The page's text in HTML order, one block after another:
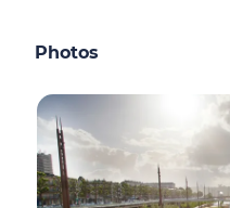
Photos